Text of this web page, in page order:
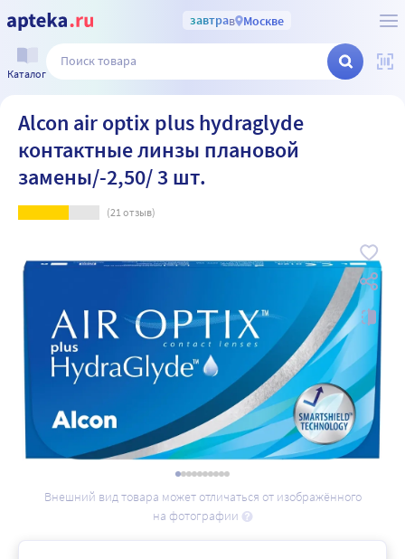
завтрав Москве
Каталог
Alcon air optix plus hydraglyde
контактные линзы плановой
замены/-2,50/ 3 шт.
(21отзыв)
Внешний вид товара может отличаться от изображённого
на фотографии